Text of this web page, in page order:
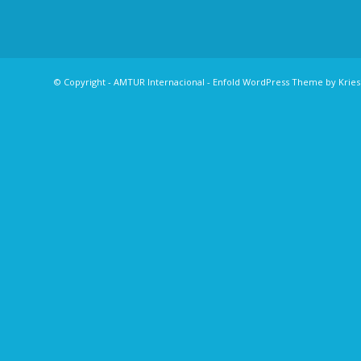
© Copyright - AMTUR Internacional - Enfold WordPress Theme by